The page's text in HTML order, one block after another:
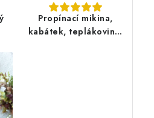
Propínací mikina,
kabátek, teplákovina,